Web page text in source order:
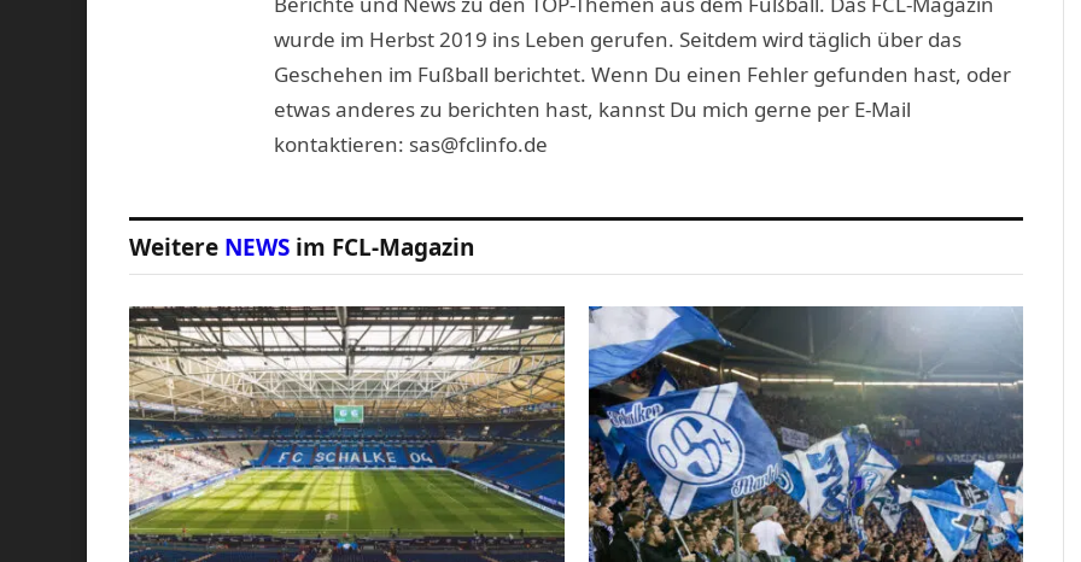
wurde im Herbst 2019 ins Leben gerufen. Seitdem wird täglich über das
Geschehen im Fußball berichtet. Wenn Du einen Fehler gefunden hast, oder
etwas anderes zu berichten hast, kannst Du mich gerne per E-Mail
kontaktieren: sas@fclinfo.de
Weitere NEWS im FCL-Magazin